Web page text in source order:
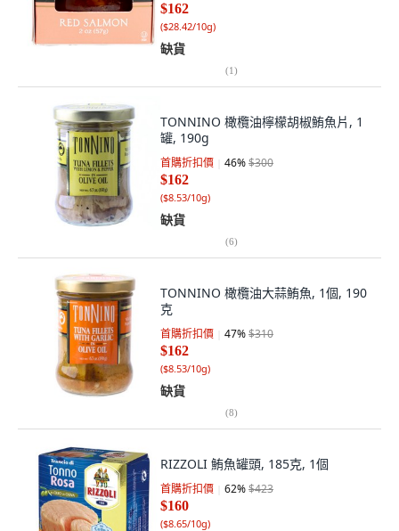
$162
($28.42/10g)
缺貨
(1)
TONNINO 橄欖油檸檬胡椒鮪魚片, 1
罐, 190g
首購折扣價 46%$300
$162
($8.53/10g)
缺貨
(6)
TONNINO 橄欖油大蒜鮪魚, 1個, 190
克
首購折扣價 47%$310
$162
($8.53/10g)
缺貨
(8)
RIZZOLI 鮪魚罐頭, 185克, 1個
首購折扣價 62%$423
$160
($8.65/10g)